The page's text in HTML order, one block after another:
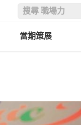
當期策展